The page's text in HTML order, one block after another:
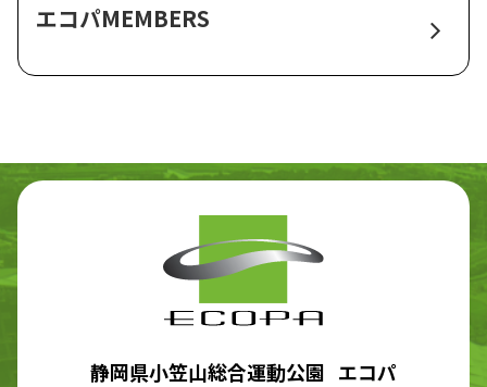
エコパMEMBERS
静岡県小笠山総合運動公園 エコパ